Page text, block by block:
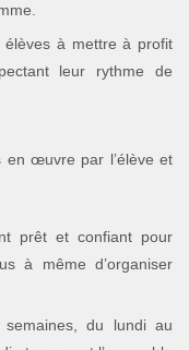
élèves à mettre à profit
leur rythme de
en œuvre par l’élève et
prêt et confiant pour
à même d’organiser
du lundi au